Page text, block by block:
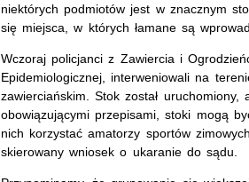
niektórych podmiotów jest w znacznym
się miejsca, w których łamane są
Wczoraj policjanci z Zawiercia i
Epidemiologicznej, interweniowali na
zawierciańskim. Stok został
obowiązującymi przepisami, stoki mogą
nich korzystać amatorzy sportów
skierowany wniosek o ukaranie do sądu.